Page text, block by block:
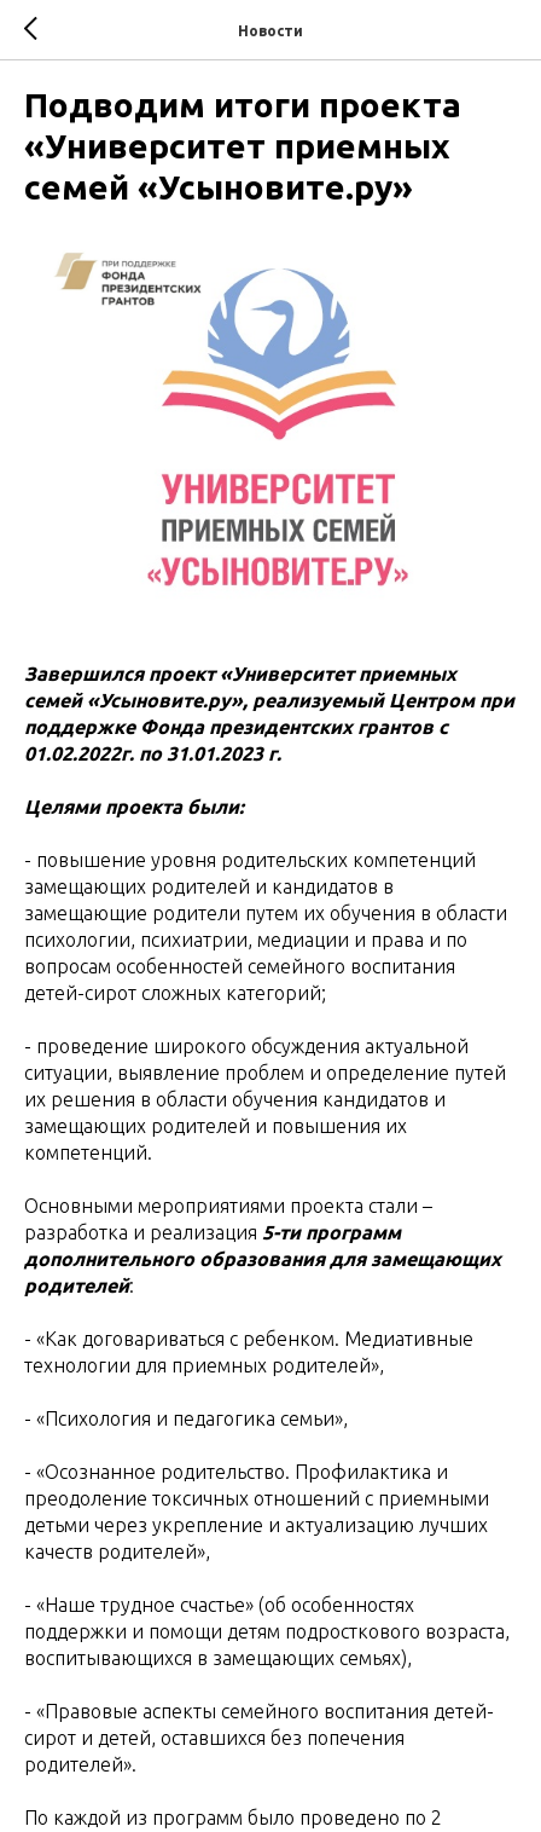
Новости
Подводим итоги проекта
«Университет приемных
семей «Усыновите.ру»
Завершился проект «Университет приемных
семей «Усыновите.ру», реализуемый Центром при
поддержке Фонда президентских грантов с
01.02.2022г. по 31.01.2023 г.
Целями проекта были:
- повышение уровня родительских компетенций
замещающих родителей и кандидатов в
замещающие родители путем их обучения в области
психологии, психиатрии, медиации и права и по
вопросам особенностей семейного воспитания
детей-сирот сложных категорий;
- проведение широкого обсуждения актуальной
ситуации, выявление проблем и определение путей
их решения в области обучения кандидатов и
замещающих родителей и повышения их
компетенций.
Основными мероприятиями проекта стали –
разработка и реализация 5-ти программ
дополнительного образования для замещающих
родителей:
- «Как договариваться с ребенком. Медиативные
технологии для приемных родителей»,
- «Психология и педагогика семьи»,
- «Осознанное родительство. Профилактика и
преодоление токсичных отношений с приемными
детьми через укрепление и актуализацию лучших
качеств родителей»,
- «Наше трудное счастье» (об особенностях
поддержки и помощи детям подросткового возраста,
воспитывающихся в замещающих семьях),
- «Правовые аспекты семейного воспитания детей-
сирот и детей, оставшихся без попечения
родителей».
По каждой из программ было проведено по 2